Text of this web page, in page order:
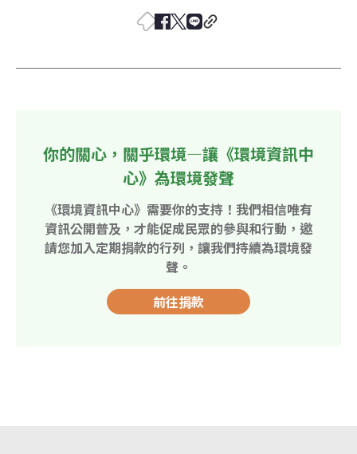
你的關心，關乎環境—讓《環境資訊中
心》為環境發聲
《環境資訊中心》需要你的支持！我們相信唯有
資訊公開普及，才能促成民眾的參與和行動，邀
請您加入定期捐款的行列，讓我們持續為環境發
聲。
前往捐款